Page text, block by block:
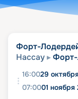
Форт-
Нассау
16:0029
07:0001 ноября